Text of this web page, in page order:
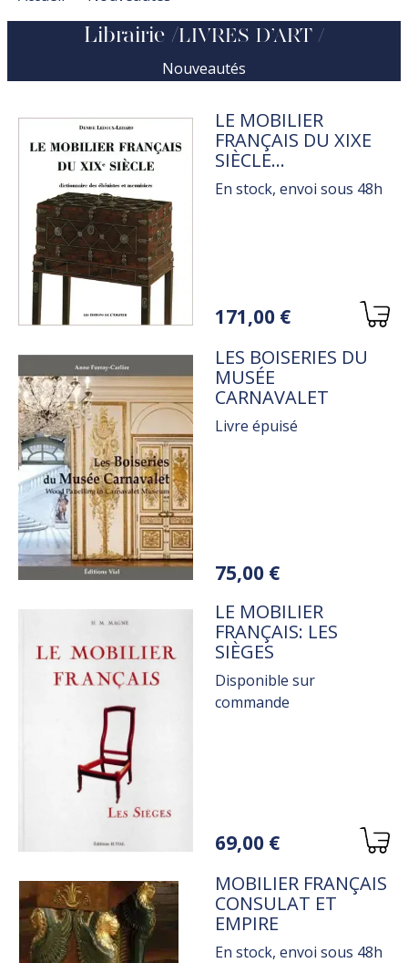
Librairie LIVRES D’ART
Nouveautés
TITRE
LE MOBILIER
FRANÇAIS DU XIXE
SIÈCLE
DICTIONNAIRE DES
ÉBÉNISTES ET DES
En stock, envoi sous 48h
Variations
171,00 €
TITRE
LES BOISERIES DU
MUSÉE
CARNAVALET
Livre épuisé
Variations
75,00 €
TITRE
LE MOBILIER
FRANÇAIS: LES
SIÈGES
Disponible sur
commande
Variations
69,00 €
TITRE
MOBILIER FRANÇAIS
CONSULAT ET
EMPIRE
En stock, envoi sous 48h